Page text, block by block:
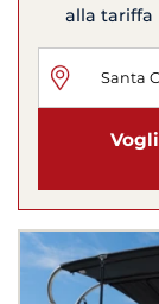
alla tariffa